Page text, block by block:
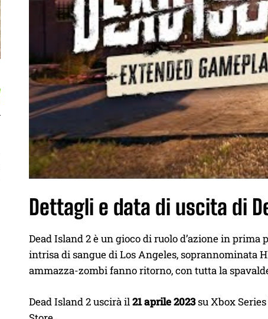
Dettagli e data di uscita di
Dead Island 2 è un gioco di ruolo d’azione in
intrisa di sangue di Los Angeles, soprannominata
ammazza-zombi fanno ritorno, con tutta la
Dead Island 2 uscirà il21 aprile 2023su Xbox Series